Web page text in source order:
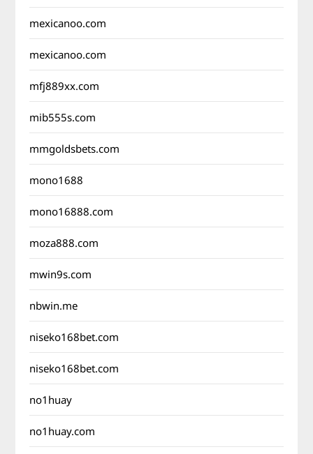
mexicanoo.com
mexicanoo.com
mfj889xx.com
mib555s.com
mmgoldsbets.com
mono1688
mono16888.com
moza888.com
mwin9s.com
nbwin.me
niseko168bet.com
niseko168bet.com
no1huay
no1huay.com